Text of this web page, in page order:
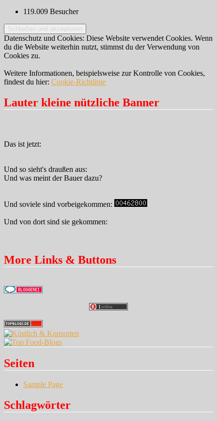
119.009 Besucher
Datenschutz und Cookies: Diese Website verwendet Cookies. Wenn
du die Website weiterhin nutzt, stimmst du der Verwendung von
Cookies zu.
Weitere Informationen, beispielsweise zur Kontrolle von Cookies,
findest du hier: Cookie-Richtlinie
Lauter kleine nützliche Banner
Das ist jetzt:
Und so sieht's draußen aus:
Und was meint der Bauer dazu?
Und soviele sind vorbeigekommen:
Und von dort sind sie gekommen:
More Links & Buttons
Seiten
Sample Page
Schlagwörter